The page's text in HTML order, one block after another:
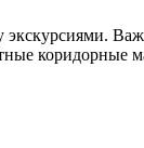
экскурсиями.
коридорные